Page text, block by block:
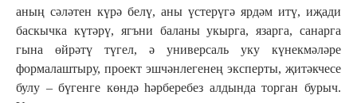
аның сәләтен күрә белү, аны үстерүгә ярдәм итү, иҗади
баскычка күтәрү, ягъни баланы укырга, язарга, санарга
гына өйрәтү түгел, ә универсаль уку күнекмәләре
формалаштыру, проект эшчәнлегенең эксперты, җитәкчесе
булу – бүгенге көндә һәрберебез алдында торган бурыч.